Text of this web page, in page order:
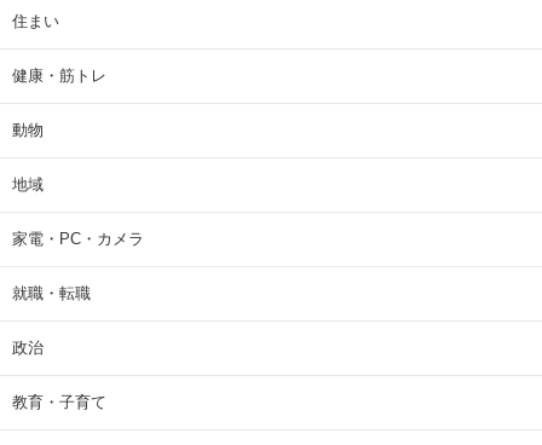
住まい
健康・筋トレ
動物
地域
家電・PC・カメラ
就職・転職
政治
教育・子育て